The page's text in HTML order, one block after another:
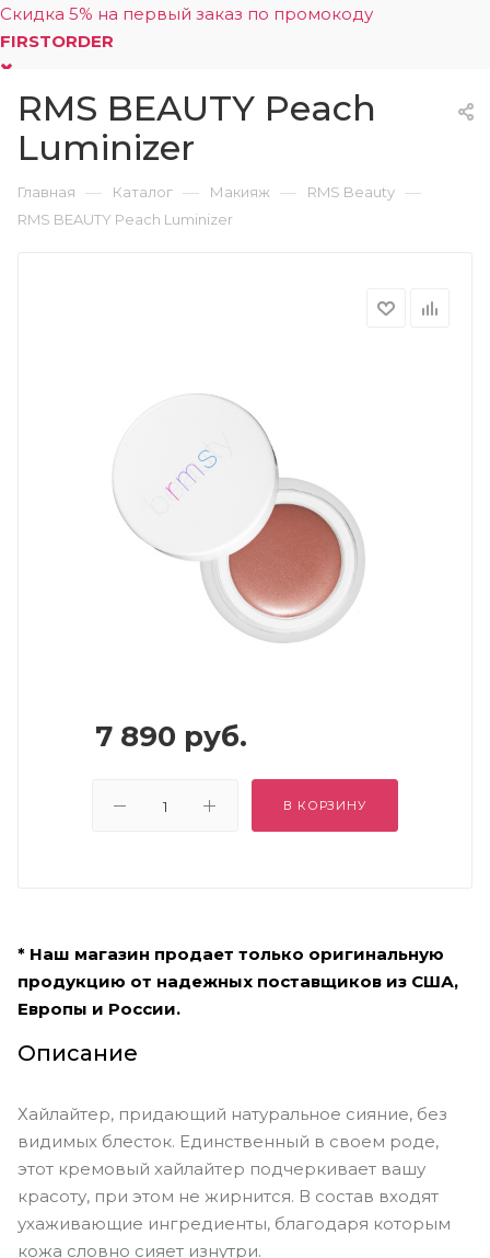
Скидка 5% на первый заказ по промокоду
FIRSTORDER
0
RMS BEAUTY Peach
Luminizer
Главная — Каталог — Макияж — RMS Beauty —
RMS BEAUTY Peach Luminizer
7 890 руб.
В КОРЗИНУ
* Наш магазин продает только оригинальную
продукцию от надежных поставщиков из США,
Европы и России.
Описание
Хайлайтер, придающий натуральное сияние, без
видимых блесток. Единственный в своем роде,
этот кремовый хайлайтер подчеркивает вашу
красоту, при этом не жирнится. В состав входят
ухаживающие ингредиенты, благодаря которым
кожа словно сияет изнутри.